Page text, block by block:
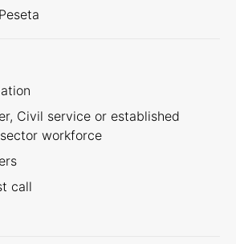
Civil service or established
workforce
call